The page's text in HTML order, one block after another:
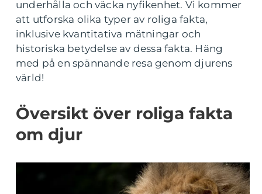
underhålla och väcka nyfikenhet. Vi kommer
att utforska olika typer av roliga fakta,
inklusive kvantitativa mätningar och
historiska betydelse av dessa fakta. Häng
med på en spännande resa genom djurens
värld!
Översikt över roliga fakta
om djur